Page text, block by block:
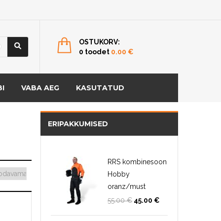
OSTUKORV:
0 toodet 0.00 €
VABA AEG KASUTATUD
ERIPAKKUMISED
RRS kombinesoon
Hobby
oranz/must
55.00€ Algne
45.00 €